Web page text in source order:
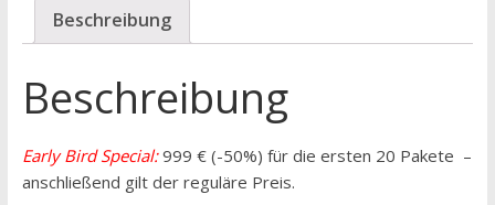
Beschreibung
Beschreibung
Early Bird Special: 999 € (-50%) für die ersten 20 Pakete –
anschließend gilt der reguläre Preis.